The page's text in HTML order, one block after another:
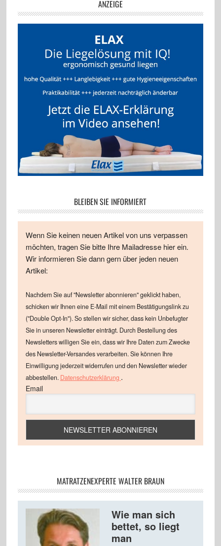
ANZEIGE
BLEIBEN SIE INFORMIERT
Wenn Sie keinen neuen Artikel von uns verpassen
möchten, tragen Sie bitte Ihre Mailadresse hier ein.
Wir informieren Sie dann gern über jeden neuen
Artikel:
Nachdem Sie auf "Newsletter abonnieren" geklickt haben,
schicken wir Ihnen eine E-Mail mit einem Bestätigungslink zu
("Double Opt-In"). So stellen wir sicher, dass kein Unbefugter
Sie in unseren Newsletter einträgt. Durch Bestellung des
Newsletters willigen Sie ein, dass wir Ihre Daten zum Zwecke
des Newsletter-Versandes verarbeiten. Sie können Ihre
Einwilligung jederzeit widerrufen und den Newsletter wieder
abbestellen. Datenschutzerklärung .
Email
MATRATZENEXPERTE WALTER BRAUN
Wie man sich
bettet, so liegt
man